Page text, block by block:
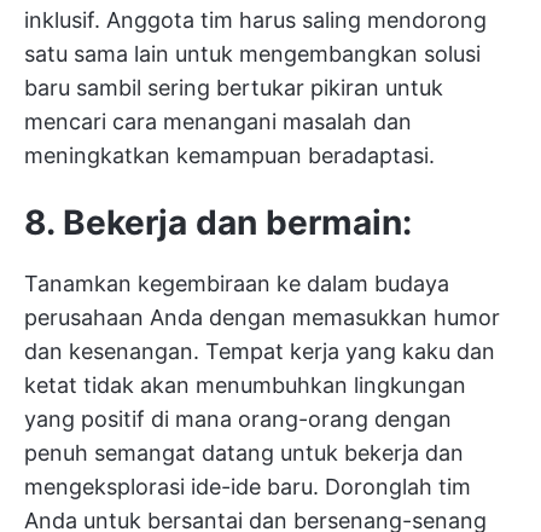
inklusif. Anggota tim harus saling mendorong
satu sama lain untuk mengembangkan solusi
baru sambil sering bertukar pikiran untuk
mencari cara menangani masalah dan
meningkatkan kemampuan beradaptasi.
8. Bekerja dan bermain:
Tanamkan kegembiraan ke dalam budaya
perusahaan Anda dengan memasukkan humor
dan kesenangan. Tempat kerja yang kaku dan
ketat tidak akan menumbuhkan lingkungan
yang positif di mana orang-orang dengan
penuh semangat datang untuk bekerja dan
mengeksplorasi ide-ide baru. Doronglah tim
Anda untuk bersantai dan bersenang-senang